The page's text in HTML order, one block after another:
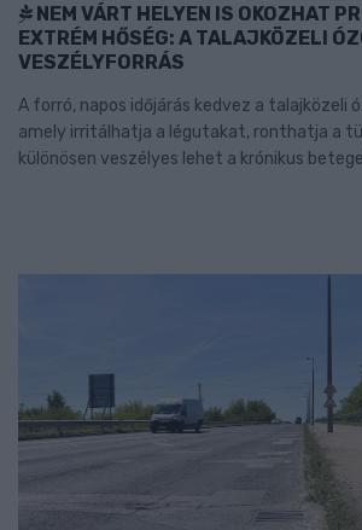
NEM VÁRT HELYEN IS OKOZHAT
EXTRÉM HŐSÉG: A TALAJKÖZELI
VESZÉLYFORRÁS
A forró, napos időjárás kedvez a talajközeli
amely irritálhatja a légutakat, ronthatja a
különösen veszélyes lehet a krónikus